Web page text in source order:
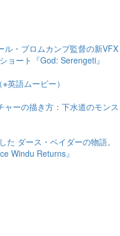
ル・ブロムカンプ監督の新VFX
ョート『God: Serengeti』
英語ムービー）
ーの描き方：下水道のモンス
た ダース・ベイダーの物語。
Windu Returns』